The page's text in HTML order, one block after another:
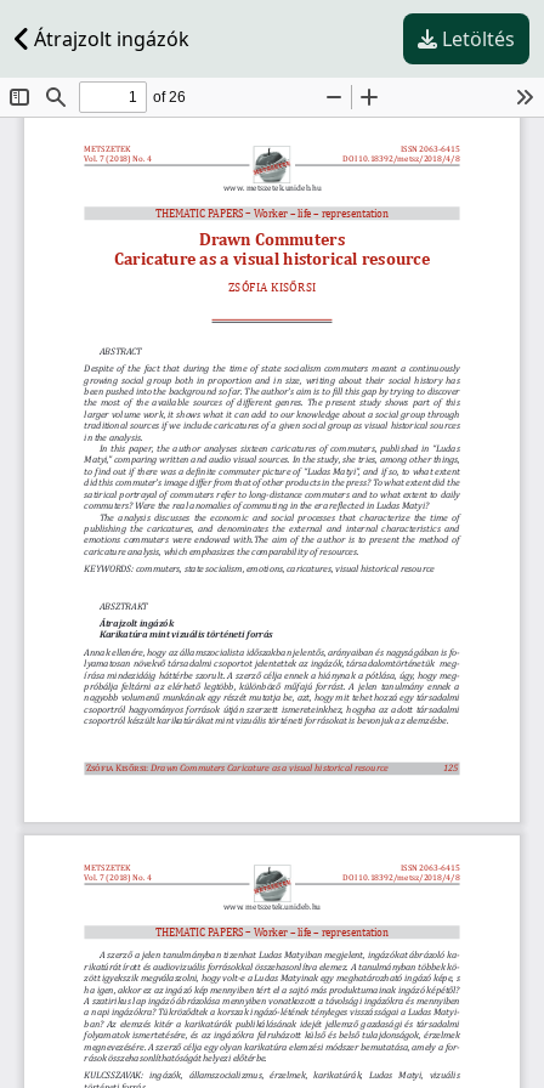
Átrajzolt ingázók Letöltés